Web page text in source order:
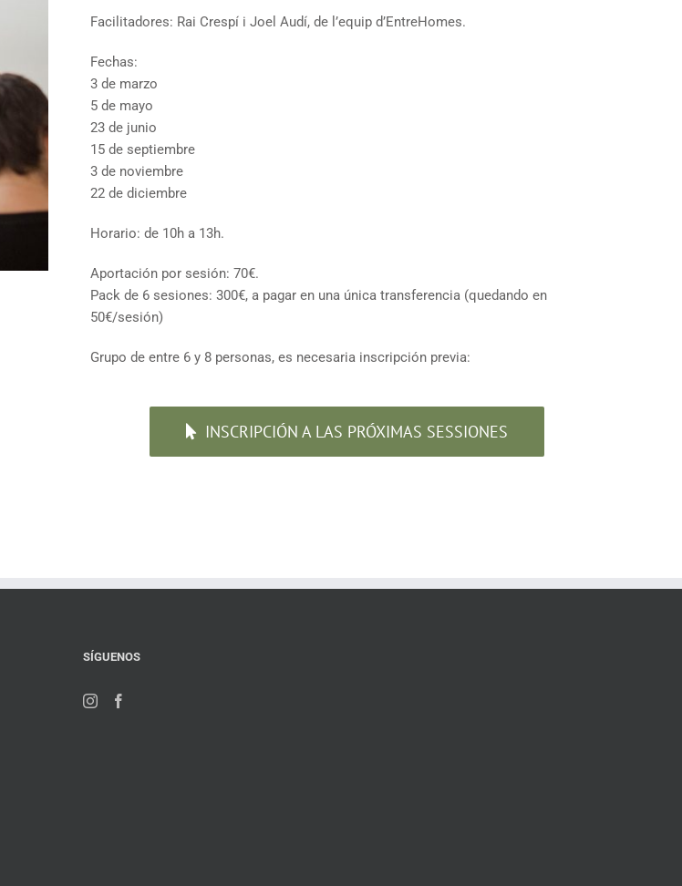
Facilitadores: Rai Crespí i Joel Audí, de l’equip d’EntreHomes.
Fechas:
3 de marzo
5 de mayo
23 de junio
15 de septiembre
3 de noviembre
22 de diciembre
Horario: de 10h a 13h.
Aportación por sesión: 70€.
Pack de 6 sesiones: 300€, a pagar en una única transferencia (quedando en
50€/sesión)
Grupo de entre 6 y 8 personas, es necesaria inscripción previa:
INSCRIPCIÓN A LAS PRÓXIMAS SESSIONES
SÍGUENOS